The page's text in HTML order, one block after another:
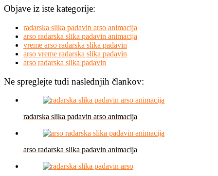
Objave iz iste kategorije:
radarska slika padavin arso animacija
arso radarska slika padavin animacija
vreme arso radarska slika padavin
arso vreme radarska slika padavin
arso radarska slika padavin
Ne spreglejte tudi naslednjih člankov:
radarska slika padavin arso animacija
arso radarska slika padavin animacija